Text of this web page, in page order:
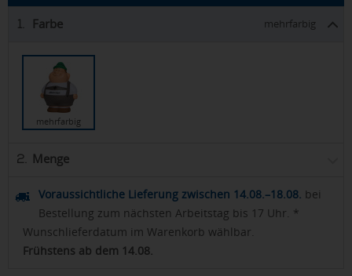
1. Farbe mehrfarbig
mehrfarbig
2. Menge
Voraussichtliche Lieferung zwischen 14.08.–18.08. bei
Bestellung zum nächsten Arbeitstag bis 17 Uhr. *
Wunschlieferdatum im Warenkorb wählbar.
Frühstens ab dem 14.08.